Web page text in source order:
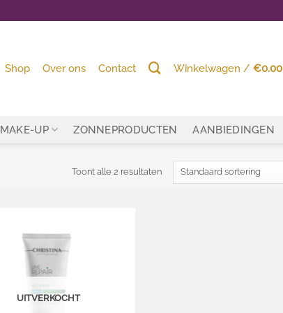
Shop Over ons Contact Winkelwagen /€0.00
MAKE-UP ZONNEPRODUCTEN AANBIEDINGEN
Toont alle 2 resultaten
UITVERKOCHT